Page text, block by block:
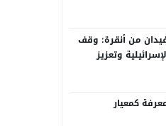
من أنقرة: وقف
وتعزيز
كمعيار